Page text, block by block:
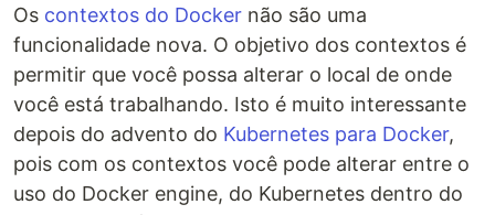
Os contextos do Docker não são uma
funcionalidade nova. O objetivo dos contextos é
permitir que você possa alterar o local de onde
você está trabalhando. Isto é muito interessante
depois do advento do Kubernetes para Docker,
pois com os contextos você pode alterar entre o
uso do Docker engine, do Kubernetes dentro do